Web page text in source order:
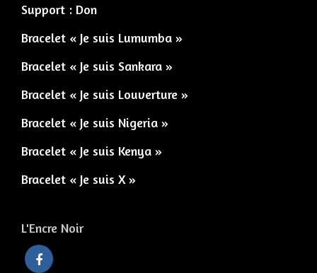
Support : Don
Bracelet « Je suis Lumumba »
Bracelet « Je suis Sankara »
Bracelet « Je suis Louverture »
Bracelet « Je suis Nigeria »
Bracelet « Je suis Kenya »
Bracelet « Je suis X »
L'Encre Noir